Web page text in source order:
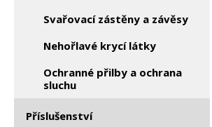
Svařovací zástěny a závěsy
Nehořlavé krycí látky
Ochranné přilby a ochrana
sluchu
Příslušenství